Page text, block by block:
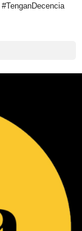
#TenganDecencia